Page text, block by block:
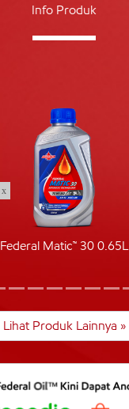
Info Produk
Federal Matic™ 30 0.65L
Lihat Produk Lainnya »
x